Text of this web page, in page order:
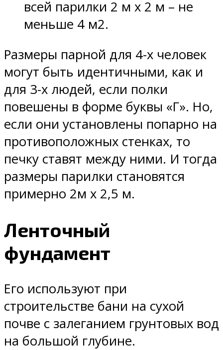
всей парилки 2 м х 2 м – не
меньше 4 м2.
Размеры парной для 4-х человек
могут быть идентичными, как и
для 3-х людей, если полки
повешены в форме буквы «Г». Но,
если они установлены попарно на
противоположных стенках, то
печку ставят между ними. И тогда
размеры парилки становятся
примерно 2м х 2,5 м.
Ленточный
фундамент
Его используют при
строительстве бани на сухой
почве с залеганием грунтовых вод
на большой глубине.